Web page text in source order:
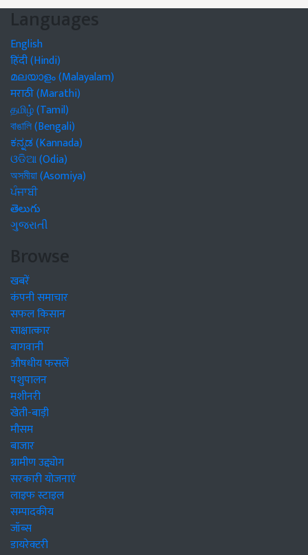
Languages
English
हिंदी (Hindi)
മലയാളം (Malayalam)
मराठी (Marathi)
தமிழ் (Tamil)
বাঙালি (Bengali)
ಕನ್ನಡ (Kannada)
ଓଡିଆ (Odia)
অসমীয়া (Asomiya)
ਪੰਜਾਬੀ
తెలుగు
ગુજરાતી
Browse
खबरें
कंपनी समाचार
सफल किसान
साक्षात्कार
बागवानी
औषधीय फसलें
पशुपालन
मशीनरी
खेती-बाड़ी
मौसम
बाजार
ग्रामीण उद्द्योग
सरकारी योजनाएं
लाइफ स्टाइल
सम्पादकीय
जॉब्स
डायरेक्टरी